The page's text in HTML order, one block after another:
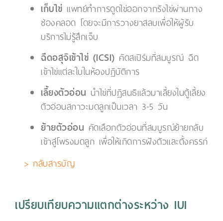
เก็บไข่ แพทย์ทำการดูดไข่ออกจากรังไข่ผ่านทาง
ช่องคลอด โดยจะมีการวางยาสลบเพื่อให้ผู้รับ
บริการไม่รู้สึกเจ็บ
ฉีดอสุจิเข้าไข่ (ICSI) คัดสเปิร์มที่สมบูรณ์ ฉีด
เข้าไข่แต่ละใบในห้องปฏิบัติการ
เลี้ยงตัวอ่อน นำไข่ที่ปฏิสนธิแล้วมาเลี้ยงในตู้เลี้ยง
ตัวอ่อนสภาวะมดลูกเป็นเวลา 3-5 วัน
ย้ายตัวอ่อน คัดเลือกตัวอ่อนที่สมบูรณ์ย้ายกลับ
เข้าสู่โพรงมดลูก เพื่อให้เกิดการฝังตัวและตั้งครรภ์
> กลับสารบัญ
เปรียบเทียบความแตกต่างระหว่าง IUI